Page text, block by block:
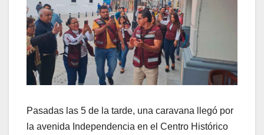
Pasadas las 5 de la tarde, una caravana llegó por
la avenida Independencia en el Centro Histórico